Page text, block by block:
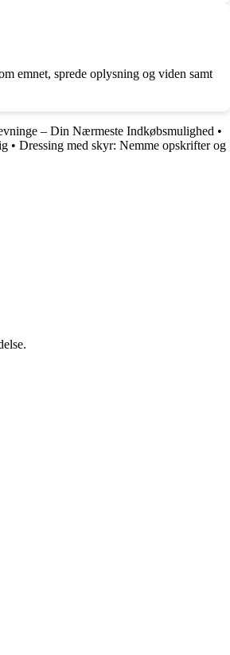
emnet, sprede oplysning og viden samt
– Din Nærmeste Indkøbsmulighed •
• Dressing med skyr: Nemme opskrifter og